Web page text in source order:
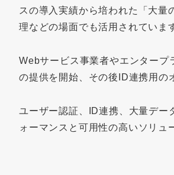
スの導入実績から培われた「大量
理などの場面でも活用されていま
Webサービス事業者やエンター
の提供を開始、その後ID連携用の
ユーザー認証、ID連携、大量デー
ォーマンスと可用性の高いソリュ